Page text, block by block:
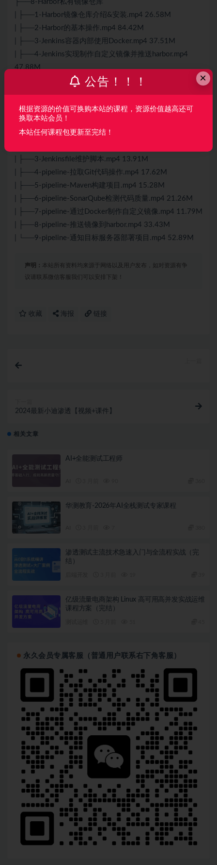
├──8-Harbor私有镜像仓库
| ├──1-Harbor镜像仓库介绍&安装.mp4 26.58M
| ├──2-Harbor的基本操作.mp4 84.42M
| ├──3-Jenkins容器内部使用Docker.mp4 37.51M
| ├──4-Jenkins实现制作自定义镜像并推送harbor.mp4
47.88M
| ├──5-目标服务器准备脚本文件.mp4 113.44M
| └──6-完成基于Harbor的最终部署.mp4 53.05M
└──9-Jenkins流水线
| ├──1-Jenkins流水线任务初体验.mp4 16.65M
| ├──10-pipeline-构建后钉钉通知消息.mp4 81.22M
| ├──3-Jenkinsfile维护脚本.mp4 13.91M
| ├──4-pipeline-拉取Git代码操作.mp4 17.62M
| ├──5-pipeline-Maven构建项目.mp4 15.28M
| ├──6-pipeline-SonarQube检测代码质量.mp4 21.26M
| ├──7-pipeline-通过Docker制作自定义镜像.mp4 11.79M
| ├──8-pipeline-推送镜像到harbor.mp4 33.43M
| └──9-pipeline-通知目标服务器部署项目.mp4 52.89M
声明： 本站所有资料均来源于网络以及用户发布，如对资源有争
议请联系微信客服我们可以安排下架！
收藏 海报 链接
2024最新小迪渗透【视频+课件】
相关文章
AI+全能测试工程师
华测教育-2026年AI全栈测试专家课程
渗透测试主流技术急速入门与全流程实战（完
结）
亿级流量电商架构 Linux 高可用高并发实战运维
课程方案（完结）
永久会员专属客服（普通用户联系右下角客服）
×
公告！！！
根据资源的价值可换购本站的课程，资源价值越高还可
换取本站会员！
本站任何课程包更新至完结！